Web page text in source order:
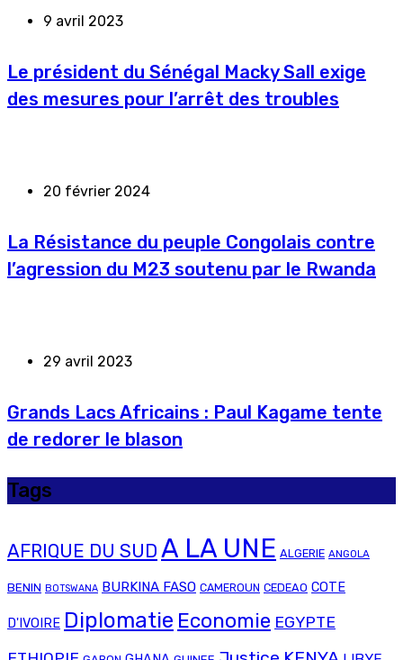
9 avril 2023
Le président du Sénégal Macky Sall exige
des mesures pour l’arrêt des troubles
20 février 2024
La Résistance du peuple Congolais contre
l’agression du M23 soutenu par le Rwanda
29 avril 2023
Grands Lacs Africains : Paul Kagame tente
de redorer le blason
Tags
AFRIQUE DU SUD A LA UNE ALGERIE ANGOLA
BENIN BOTSWANA BURKINA FASO CAMEROUN CEDEAO COTE
D'IVOIRE Diplomatie Economie EGYPTE